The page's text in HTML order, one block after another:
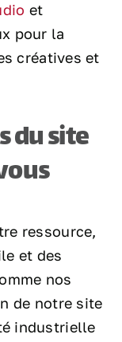
et
pour la
créatives et
du site
ressource,
et des
nos
de notre site
industrielle